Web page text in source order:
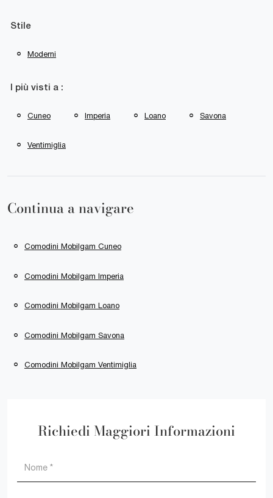
Stile
Moderni
I più visti a :
Cuneo Imperia Loano Savona
Ventimiglia
Continua a navigare
Comodini Mobilgam Cuneo
Comodini Mobilgam Imperia
Comodini Mobilgam Loano
Comodini Mobilgam Savona
Comodini Mobilgam Ventimiglia
Richiedi Maggiori Informazioni